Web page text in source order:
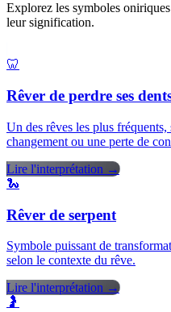
Explorez les symboles
leur signification.
🦷
Rêver de perdre ses
Un des rêves les plus
changement ou une perte de
Lire l'interprétation →
🐍
Rêver de serpent
Symbole puissant de
selon le contexte du rêve.
Lire l'interprétation →
🤰